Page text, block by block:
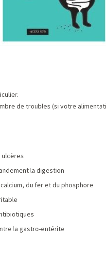
de troubles (si votre
ulcères
la digestion
du fer et du phosphore
la gastro-entérite